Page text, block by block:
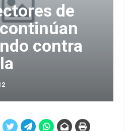
de
contra